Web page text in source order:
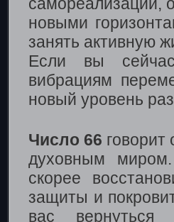
новыми
занять активную
Если вы
вибрациям
новый уровень
Число 66 говорит
духовным
скорее
защиты и
вас